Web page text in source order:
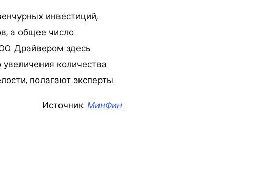
инвестиций,
а общее число
Драйвером здесь
количества
полагают эксперты.
Источник: МинФин